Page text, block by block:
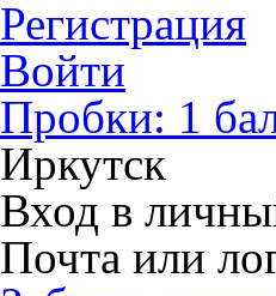
Регистрация
Войти
Пробки: 1
Иркутск
Вход в
Почта или